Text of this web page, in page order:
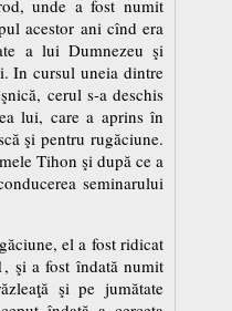
unde a fost numit
acestor ani cînd era
a lui Dumnezeu şi
In cursul uneia dintre
cerul s-a deschis
lui, care a aprins în
şi pentru rugăciune.
Tihon şi după ce a
seminarului
el a fost ridicat
şi a fost îndată numit
şi pe jumătate